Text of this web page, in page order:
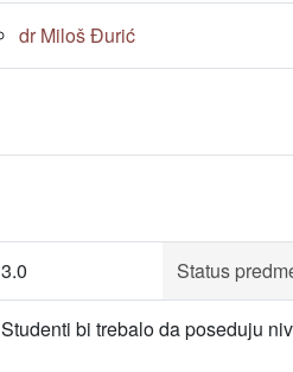
dr Miloš Đurić
3.0 Status
Studenti bi trebalo da poseduju